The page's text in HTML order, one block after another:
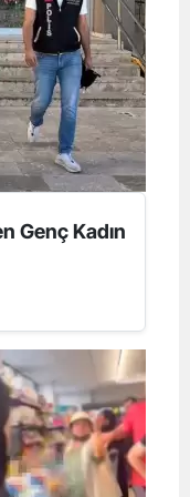
Genç Kadın